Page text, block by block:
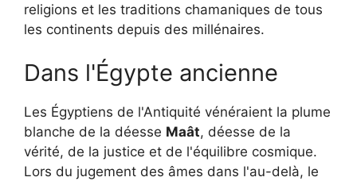
religions et les traditions chamaniques de tous
les continents depuis des millénaires.
Dans l'Égypte ancienne
Les Égyptiens de l'Antiquité vénéraient la plume
blanche de la déesse Maât, déesse de la
vérité, de la justice et de l'équilibre cosmique.
Lors du jugement des âmes dans l'au-delà, le